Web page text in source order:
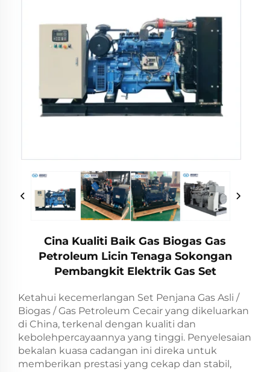
Cina Kualiti Baik Gas Biogas Gas
Petroleum Licin Tenaga Sokongan
Pembangkit Elektrik Gas Set
Ketahui kecemerlangan Set Penjana Gas Asli /
Biogas / Gas Petroleum Cecair yang dikeluarkan
di China, terkenal dengan kualiti dan
kebolehpercayaannya yang tinggi. Penyelesaian
bekalan kuasa cadangan ini direka untuk
memberikan prestasi yang cekap dan stabil,